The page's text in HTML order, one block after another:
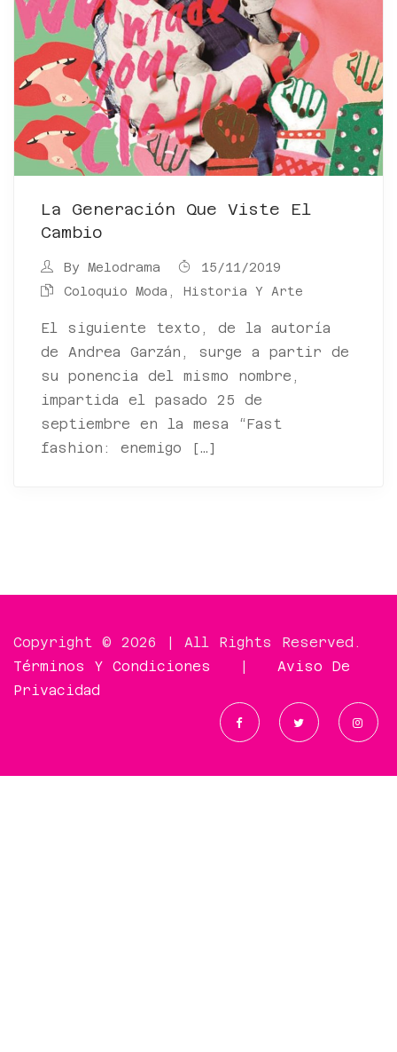
La Generación Que Viste El
Cambio
By Melodrama
15/11/2019
Coloquio Moda, Historia Y Arte
El siguiente texto, de la autoría
de Andrea Garzán, surge a partir de
su ponencia del mismo nombre,
impartida el pasado 25 de
septiembre en la mesa “Fast
fashion: enemigo […]
Copyright © 2026 | All Rights Reserved.
Términos Y Condiciones
Aviso De
Privacidad